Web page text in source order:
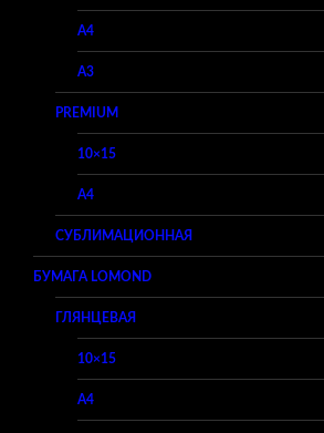
A4
A3
PREMIUM
10×15
A4
СУБЛИМАЦИОННАЯ
БУМАГА LOMOND
ГЛЯНЦЕВАЯ
10×15
A4